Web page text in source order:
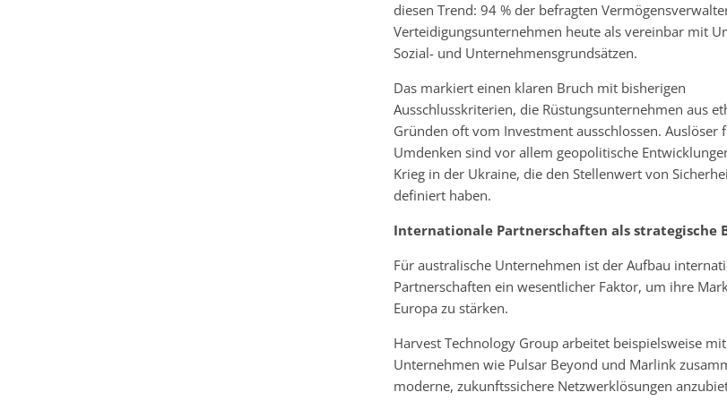
diesen Trend: 94 % der befragten
Verteidigungsunternehmen heute als vereinbar mit
Sozial- und Unternehmensgrundsätzen.
Das markiert einen klaren Bruch mit bisherigen
Ausschlusskriterien, die Rüstungsunternehmen aus
Gründen oft vom Investment ausschlossen. Auslöser
Umdenken sind vor allem geopolitische
Krieg in der Ukraine, die den Stellenwert von
definiert haben.
Internationale Partnerschaften als strategische
Für australische Unternehmen ist der Aufbau
Partnerschaften ein wesentlicher Faktor, um ihre
Europa zu stärken.
Harvest Technology Group arbeitet beispielsweise mit
Unternehmen wie Pulsar Beyond und Marlink
moderne, zukunftssichere Netzwerklösungen